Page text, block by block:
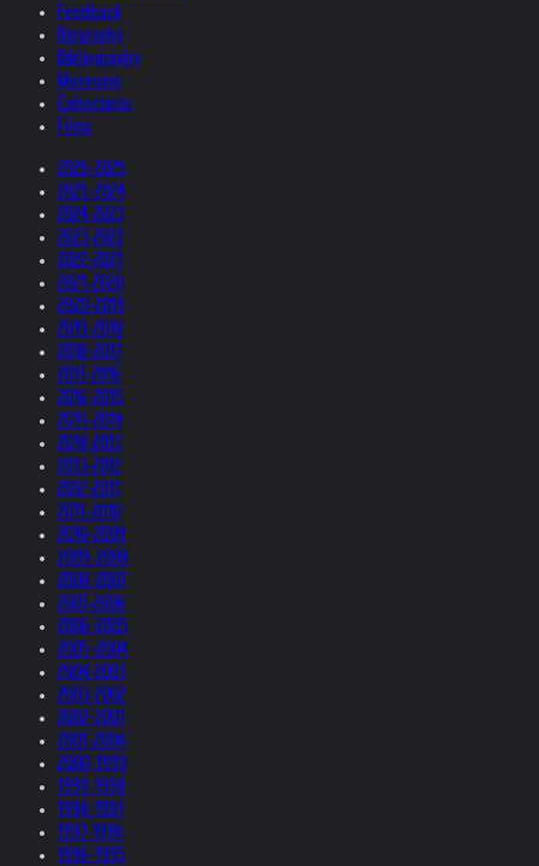
Feedback
Biography
Bibliography
Museums
Collections
Films
2026-2025
2025-2024
2024-2023
2023-2022
2022-2021
2021-2020
2020-2019
2019-2018
2018-2017
2017-2016
2016-2015
2015-2014
2014-2013
2013-2012
2012-2011
2011-2010
2010-2009
2009-2008
2008-2007
2007-2006
2006-2005
2005-2004
2004-2003
2003-2002
2002-2001
2001-2000
2000-1999
1999-1998
1998-1997
1997-1996
1996-1995